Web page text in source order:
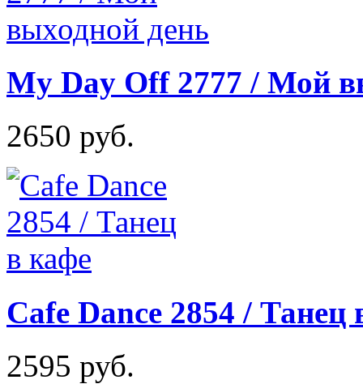
My Day Off 2777 / Мой
2650 руб.
Cafe Dance 2854 / Танец
2595 руб.